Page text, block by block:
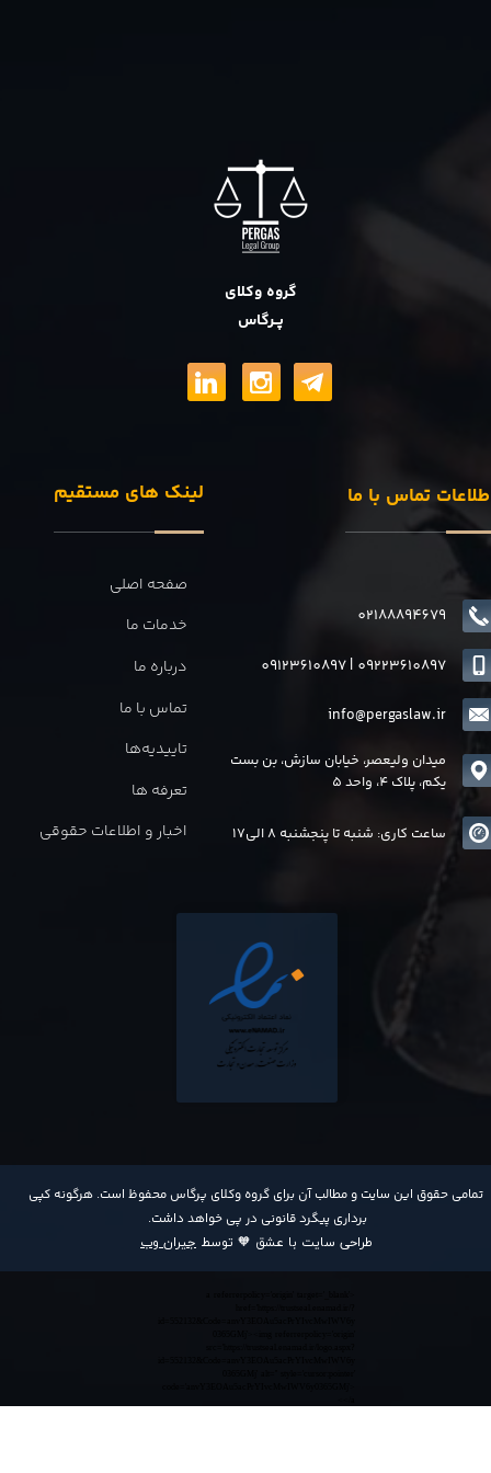
​تمامی حقوق این سایت و مطالب آن برای گروه وکلای پرگاس محفوظ است. هرگونه کپی
برداری پیگرد قانونی در پی خواهد داشت​​​​​​​.
طراحی سایت با عشق 🧡 توسط جیران وب
گروه وکلای
پــرگاس
لینک های مستقیم
صفحه اصلی
خدمات ما
درباره ما
تماس با ما
تاییدیه‌ها
تعرفه ها
اخبار و اطلاعات حقوقی
تماس با ما
02188894679
info@pergaslaw.ir
09123610897| 09223610897
میدان ولیعصر، خیابان سازش، بن بست
یکم، پلاک 4، واحد 5
ساعت کاری: شنبه تا پنجشنبه 8 الی17